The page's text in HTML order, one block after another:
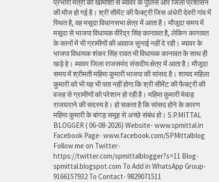
प्रभारी मंत्री की खामोशी से ब्यावर के पुलिस और जिला प्रशासन
की मौज हो गई है। श्री सीमेंट की फैक्ट्री जिस अंधेरी देवरी गांव में
स्थित है, वह मसूदा विधानसभा क्षेत्र में आता है। मौजूदा समय में
मसूदा से भाजपा विधायक वीरेंद्र सिंह कानावत है, लेकिन कानावत
के कानों में भी ग्रामीणों की आवाज सुनाई नहीं दे रही। ब्यावर के
भाजपा विधायक शंकर सिंह रावत भी विधायक कानावत के साथ ही
खड़े हे। ब्यावर जिला राजसमंद संसदीय क्षेत्र में आता है। मौजूदा
समय में श्रीमती महिमा कुमारी भाजपा की सांसद है। शायद महिला
कुमारी को भी यह भी पता नहीं होगा कि श्री सीमेंट की फैक्ट्री की
वजह से ग्रामीणों को परेशान हो रही है। महिमा कुमारी मेवाड़
राजघराने की सदस्य हे। हो सकता है कि सांसद होने के कारण
महिमा कुमारी के बांगड़ समूह से अच्छे संबंध हो। S.P.MITTAL
BLOGGER ( 06-08-2026) Website- www.spmittal.in
Facebook Page- www.facebook.com/SPMittalblog
Follow me on Twitter-
https://twitter.com/spmittalblogger?s=11 Blog-
spmittal.blogspot.com To Add in WhatsApp Group-
9166157932 To Contact- 9829071511